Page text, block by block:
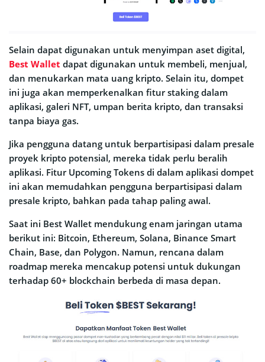
Selain dapat digunakan untuk menyimpan aset digital,
Best Wallet dapat digunakan untuk membeli, menjual,
dan menukarkan mata uang kripto. Selain itu, dompet
ini juga akan memperkenalkan fitur staking dalam
aplikasi, galeri NFT, umpan berita kripto, dan transaksi
tanpa biaya gas.
Jika pengguna datang untuk berpartisipasi dalam presale
proyek kripto potensial, mereka tidak perlu beralih
aplikasi. Fitur Upcoming Tokens di dalam aplikasi dompet
ini akan memudahkan pengguna berpartisipasi dalam
presale kripto, bahkan pada tahap paling awal.
Saat ini Best Wallet mendukung enam jaringan utama
berikut ini: Bitcoin, Ethereum, Solana, Binance Smart
Chain, Base, dan Polygon. Namun, rencana dalam
roadmap mereka mencakup potensi untuk dukungan
terhadap 60+ blockchain berbeda di masa depan.